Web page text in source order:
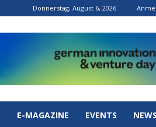
Donnerstag, August 6, 2026
E-MAGAZINE EVENTS